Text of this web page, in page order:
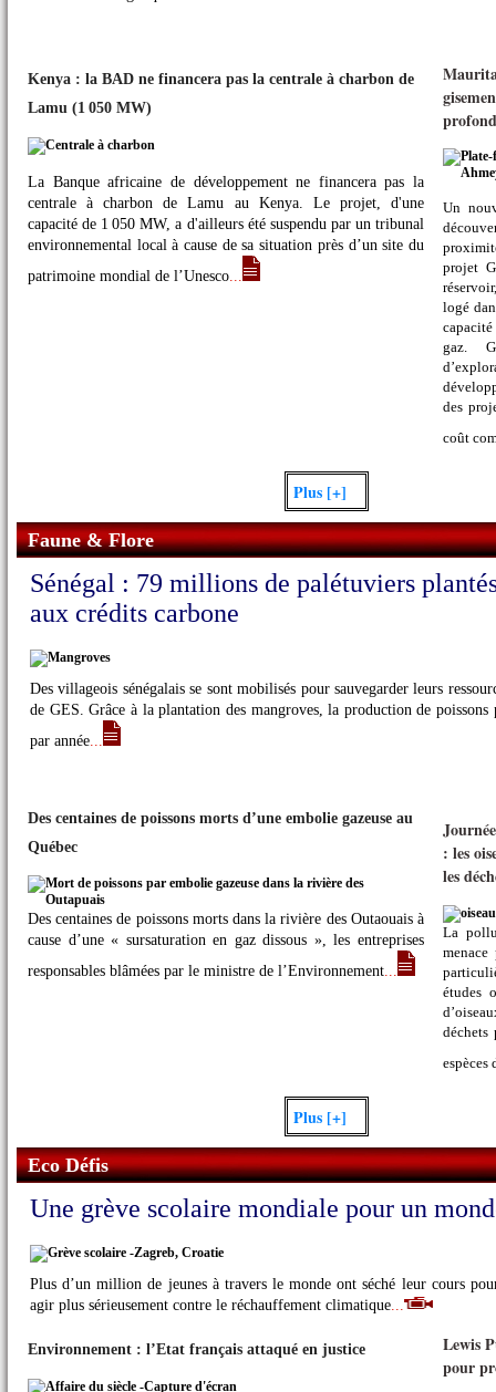
Un
projet
logé
gaz.
des
coût
Kenya : la BAD ne financera pas la centrale à charbon de
Lamu (1 050 MW)
La Banque africaine de développement ne financera pas la
centrale à charbon de Lamu au Kenya. Le projet, d'une
capacité de 1 050 MW, a d'ailleurs été suspendu par un tribunal
environnemental local à cause de sa situation près d’un site du
patrimoine mondial de l’Unesco...
Plus [+]
Faune & Flore
Sénégal : 79 millions de palétuviers
aux crédits carbone
Des villageois sénégalais se sont mobilisés pour sauvegarder leurs
de GES. Grâce à la plantation des mangroves, la production de
par année...
: les
les
La
études
déchets
espèces
Des centaines de poissons morts d’une embolie gazeuse au
Québec
Des centaines de poissons morts dans la rivière des Outaouais à
cause d’une « sursaturation en gaz dissous », les entreprises
responsables blâmées par le ministre de l’Environnement...
Plus [+]
Eco Défis
Une grève scolaire mondiale pour un
Plus d’un million de jeunes à travers le monde ont séché leur cours
agir plus sérieusement contre le réchauffement climatique...
Lewis
pour
Environnement : l’Etat français attaqué en justice